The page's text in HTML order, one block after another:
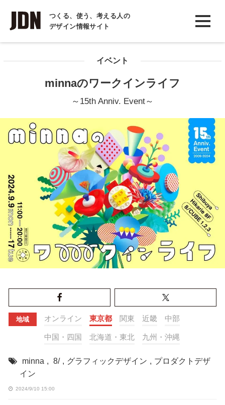
つくる、使う、考える人の
デザイン情報サイト
INTERVIEW
インタビュー
イベント
minnaのワークインライフ
～15th Anniv. Event～
地域 オンライン 東京都 関東 近畿 中部
中国・四国 北海道・東北 九州・沖縄
minna , 8/ , グラフィックデザイン , プロダクトデザ
イン
2024/9/10 15:00